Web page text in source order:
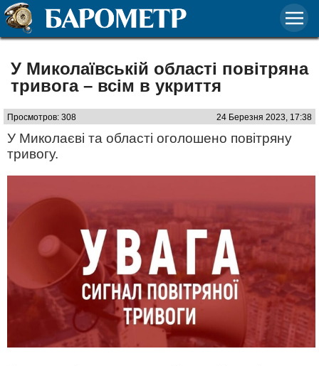
У Миколаївській області повітряна
тривога – всім в укриття
Просмотров: 308 24 Березня 2023, 17:38
У Миколаєві та області оголошено повітряну
тривогу.